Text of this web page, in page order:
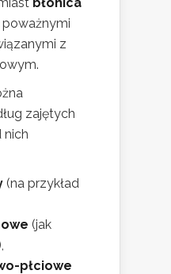
z
zajętych
nich
(na przykład
(jak
płciowe